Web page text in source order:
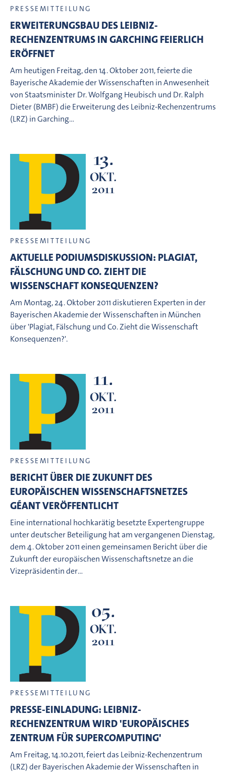
PRESSEMITTEILUNG
ERWEITERUNGSBAU DES LEIBNIZ-
RECHENZENTRUMS IN GARCHING FEIERLICH
ERÖFFNET 
Am heutigen Freitag, den 14. Oktober 2011, feierte die
Bayerische Akademie der Wissenschaften in Anwesenheit
von Staatsminister Dr. Wolfgang Heubisch und Dr. Ralph
Dieter (BMBF) die Erweiterung des Leibniz-Rechenzentrums
(LRZ) in Garching…
13.
OKT.
2011
PRESSEMITTEILUNG
AKTUELLE PODIUMSDISKUSSION: PLAGIAT,
FÄLSCHUNG UND CO. ZIEHT DIE
WISSENSCHAFT KONSEQUENZEN?
Am Montag, 24. Oktober 2011 diskutieren Experten in der
Bayerischen Akademie der Wissenschaften in München
über 'Plagiat, Fälschung und Co. Zieht die Wissenschaft
Konsequenzen?'.
11.
OKT.
2011
PRESSEMITTEILUNG
BERICHT ÜBER DIE ZUKUNFT DES
EUROPÄISCHEN WISSENSCHAFTSNETZES
GÉANT VERÖFFENTLICHT
Eine international hochkarätig besetzte Expertengruppe
unter deutscher Beteiligung hat am vergangenen Dienstag,
dem 4. Oktober 2011 einen gemeinsamen Bericht über die
Zukunft der europäischen Wissenschaftsnetze an die
Vizepräsidentin der…
05.
OKT.
2011
PRESSEMITTEILUNG
PRESSE-EINLADUNG: LEIBNIZ-
RECHENZENTRUM WIRD 'EUROPÄISCHES
ZENTRUM FÜR SUPERCOMPUTING'
Am Freitag, 14.10.2011, feiert das Leibniz-Rechenzentrum
(LRZ) der Bayerischen Akademie der Wissenschaften in